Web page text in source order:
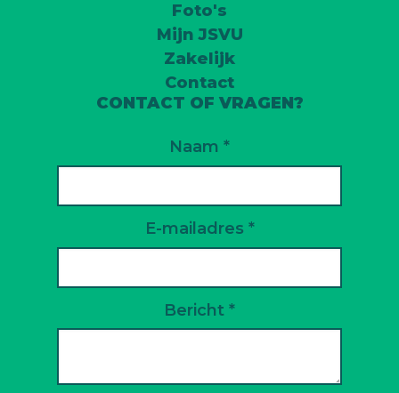
Foto's
Mijn JSVU
Zakelijk
Contact
CONTACT OF VRAGEN?
Naam *
E-mailadres *
Bericht *